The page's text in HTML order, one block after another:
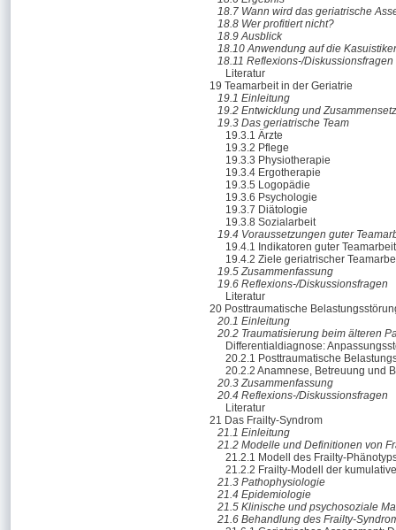
18.7 Wann wird das geriatrische
18.8 Wer profitiert nicht?
18.9 Ausblick
18.10 Anwendung auf die
18.11 Reflexions-/Diskussionsfragen
Literatur
19 Teamarbeit in der Geriatrie
19.1 Einleitung
19.2 Entwicklung und
19.3 Das geriatrische Team
19.3.1 Ärzte
19.3.2 Pflege
19.3.3 Physiotherapie
19.3.4 Ergotherapie
19.3.5 Logopädie
19.3.6 Psychologie
19.3.7 Diätologie
19.3.8 Sozialarbeit
19.4 Voraussetzungen guter
19.4.1 Indikatoren guter Teamarbeit
19.4.2 Ziele geriatrischer
19.5 Zusammenfassung
19.6 Reflexions-/Diskussionsfragen
Literatur
20 Posttraumatische
20.1 Einleitung
20.2 Traumatisierung beim älteren
Differentialdiagnose:
20.2.1 Posttraumatische
20.2.2 Anamnese, Betreuung und
20.3 Zusammenfassung
20.4 Reflexions-/Diskussionsfragen
Literatur
21 Das Frailty-Syndrom
21.1 Einleitung
21.2 Modelle und Definitionen von
21.2.1 Modell des Frailty-
21.2.2 Frailty-Modell der
21.3 Pathophysiologie
21.4 Epidemiologie
21.5 Klinische und psychosoziale
21.6 Behandlung des Frailty-